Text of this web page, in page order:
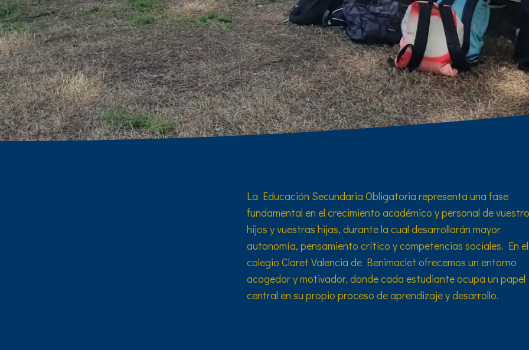
La Educación Secundaria Obligatoria representa una fase
fundamental en el crecimiento académico y personal de
hijos y vuestras hijas, durante la cual desarrollarán mayor
autonomía, pensamiento crítico y competencias sociales. En el
colegio Claret Valencia de Benimaclet ofrecemos un entorno
acogedor y motivador, donde cada estudiante ocupa un papel
central en su propio proceso de aprendizaje y desarrollo.